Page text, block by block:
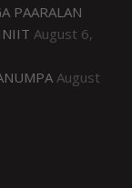
PAARALAN
August 6,
August